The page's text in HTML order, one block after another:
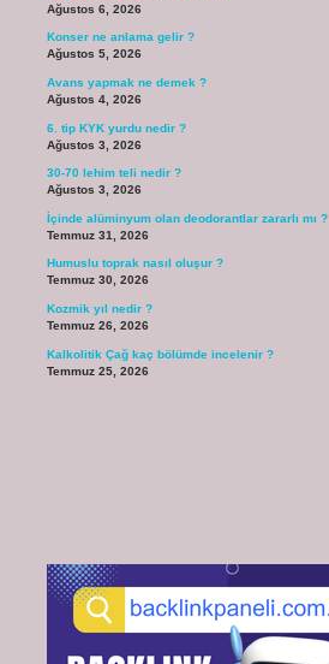
Ağustos 6, 2026
Konser ne anlama gelir ?
Ağustos 5, 2026
Avans yapmak ne demek ?
Ağustos 4, 2026
6. tip KYK yurdu nedir ?
Ağustos 3, 2026
30-70 lehim teli nedir ?
Ağustos 3, 2026
İçinde alüminyum olan deodorantlar zararlı mı ?
Temmuz 31, 2026
Humuslu toprak nasıl oluşur ?
Temmuz 30, 2026
Kozmik yıl nedir ?
Temmuz 26, 2026
Kalkolitik Çağ kaç bölümde incelenir ?
Temmuz 25, 2026